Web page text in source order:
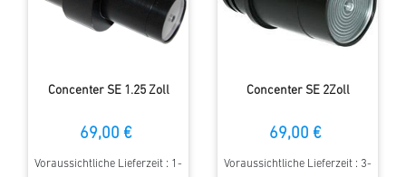
Concenter SE 1.25 Zoll
69,00 €
Voraussichtliche Lieferzeit : 1-
Concenter SE 2Zoll
69,00 €
Voraussichtliche Lieferzeit : 3-